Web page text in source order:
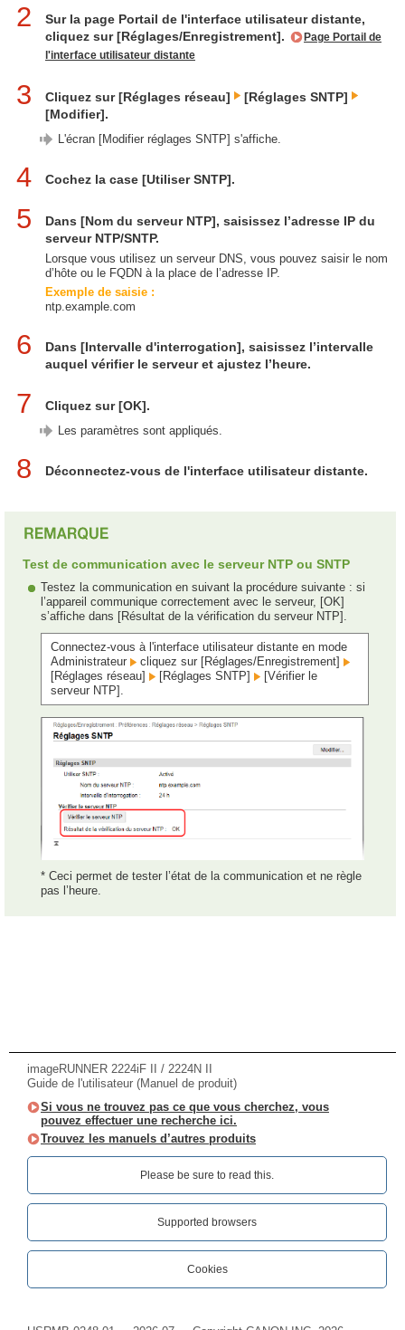
2
Sur la page Portail de l'interface utilisateur distante,
cliquez sur [Réglages/Enregistrement].
Page Portail de
l'interface utilisateur distante
3 Cliquez sur [Réglages réseau]
[Réglages SNTP]
[Modifier].
L'écran [Modifier réglages SNTP] s'affiche.
4 Cochez la case [Utiliser SNTP].
5
Dans [Nom du serveur NTP], saisissez l’adresse IP du
serveur NTP/SNTP.
Lorsque vous utilisez un serveur DNS, vous pouvez saisir le nom
d’hôte ou le FQDN à la place de l’adresse IP.
Exemple de saisie :
ntp.example.com
6
Dans [Intervalle d'interrogation], saisissez l’intervalle
auquel vérifier le serveur et ajustez l’heure.
7 Cliquez sur [OK].
Les paramètres sont appliqués.
8 Déconnectez-vous de l'interface utilisateur distante.
Test de communication avec le serveur NTP ou SNTP
Testez la communication en suivant la procédure suivante : si
l’appareil communique correctement avec le serveur, [OK]
s’affiche dans [Résultat de la vérification du serveur NTP].
Connectez-vous à l'interface utilisateur distante en mode
Administrateur
cliquez sur [Réglages/Enregistrement]
[Réglages réseau]
[Réglages SNTP]
[Vérifier le
serveur NTP].
* Ceci permet de tester l’état de la communication et ne règle
pas l’heure.
imageRUNNER 2224iF II / 2224N II
Guide de l'utilisateur (Manuel de produit)
Si vous ne trouvez pas ce que vous cherchez, vous
pouvez effectuer une recherche ici.
Trouvez les manuels d’autres produits
Please be sure to read this.‎
Supported browsers
Cookies